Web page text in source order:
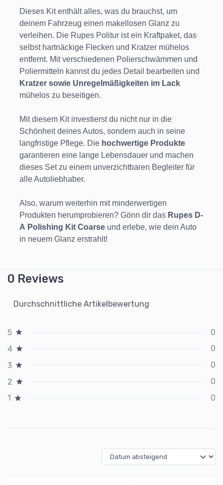
Dieses Kit enthält alles, was du brauchst, um
deinem Fahrzeug einen makellosen Glanz zu
verleihen. Die Rupes Politur ist ein Kraftpaket, das
selbst hartnäckige Flecken und Kratzer mühelos
entfernt. Mit verschiedenen Polierschwämmen und
Poliermitteln kannst du jedes Detail bearbeiten und
Kratzer sowie Unregelmäßigkeiten im Lack
mühelos zu beseitigen.
Mit diesem Kit investierst du nicht nur in die
Schönheit deines Autos, sondern auch in seine
langfristige Pflege. Die hochwertige Produkte
garantieren eine lange Lebensdauer und machen
dieses Set zu einem unverzichtbaren Begleiter für
alle Autoliebhaber.
Also, warum weiterhin mit minderwertigen
Produkten herumprobieren? Gönn dir das Rupes D-
A Polishing Kit Coarse und erlebe, wie dein Auto
in neuem Glanz erstrahlt!
0 Reviews
Durchschnittliche Artikelbewertung
5
0
4
0
3
0
2
0
1
0